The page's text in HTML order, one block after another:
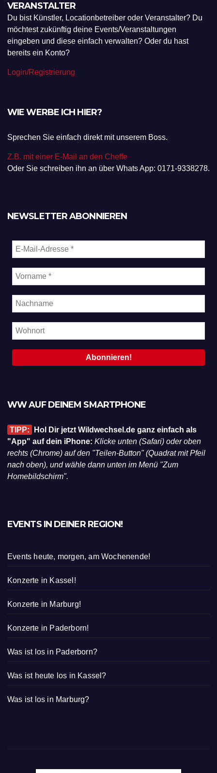
VERANSTALTER
Du bist Künstler, Locationbetreiber oder Veranstalter? Du
möchtest zukünftig deine Events/Veranstaltungen
eingeben und diese einfach verwalten? Oder du hast
bereits ein Konto?
Login/Registrierung
WIE WERBE ICH HIER?
Sprechen Sie einfach direkt mit unserem Boss.
Z.B. mit einer E-Mail an den Cheffe
Oder Sie schreiben ihn an über Whats App: 0171-9338278.
NEWSLETTER ABONNIEREN
WW AUF DEINEM SMARTPHONE
TIPP:
Hol Dir jetzt Wildwechsel.de ganz einfach als
"App" auf dein iPhone: Klicke unten (Safari) oder oben
rechts (Chrome) auf den "Teilen-Button" (Quadrat mit Pfeil
nach oben), und wähle dann unten im Menü "Zum
Homebildschirm".
EVENTS IN DEINER REGION!
Events heute, morgen, am Wochenende!
Konzerte in Kassel!
Konzerte in Marburg!
Konzerte in Paderborn!
Was ist los in Paderborn?
Was ist heute los in Kassel?
Was ist los in Marburg?